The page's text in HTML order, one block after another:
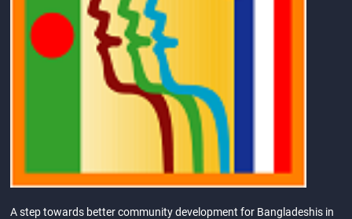
A step towards better community development for Bangladeshis in